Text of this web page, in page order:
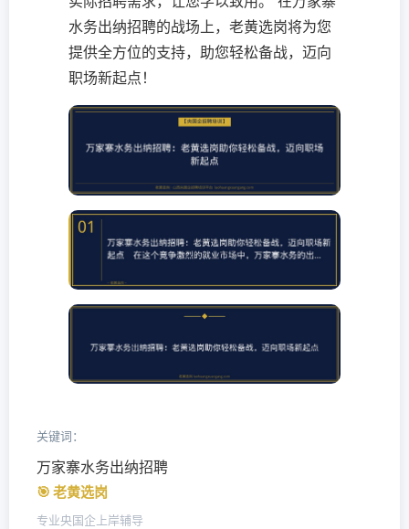
水务出纳招聘的战场上，老黄选岗将为您
提供全方位的支持，助您轻松备战，迈向
职场新起点！
关键词：
万家寨水务出纳招聘
🎯 老黄选岗
专业央国企上岸辅导